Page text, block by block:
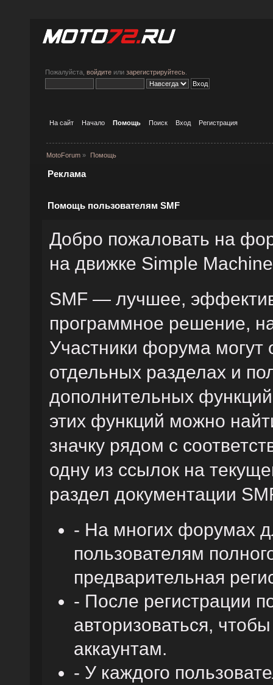
Пожалуйста, войдите или зарегистрируйтесь
На сайт Начало Помощь Поиск Вход Регистрация
MotoForum » Помощь
Реклама
Помощь пользователям SMF
Добро пожаловать на
на движке Simple
SMF — лучшее,
программное решение,
Участники форума
отдельных разделах и
дополнительных
этих функций можно
значку рядом с
одну из ссылок на
раздел документации
- На многих форумах
пользователям
предварительная
- После регистрации
авторизоваться,
аккаунтам.
- У каждого